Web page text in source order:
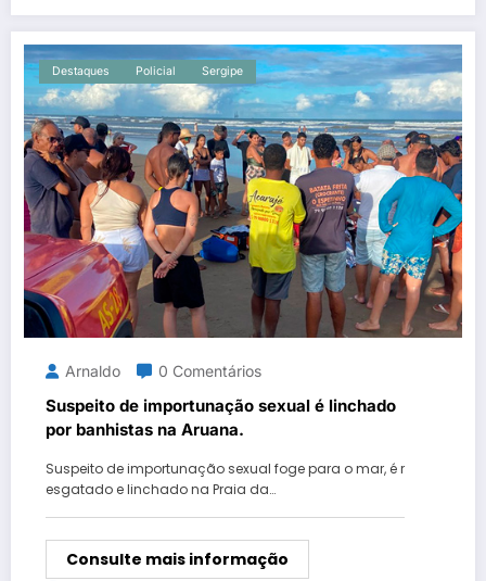
Destaques Policial Sergipe
Arnaldo 0 Comentários
Suspeito de importunação sexual é linchado
por banhistas na Aruana.
Suspeito de importunação sexual foge para o mar, é r
esgatado e linchado na Praia da…
Consulte mais informação